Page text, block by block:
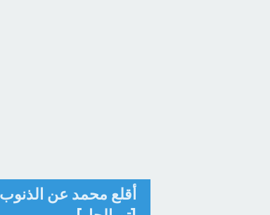
أقلع محمد عن الذنوب